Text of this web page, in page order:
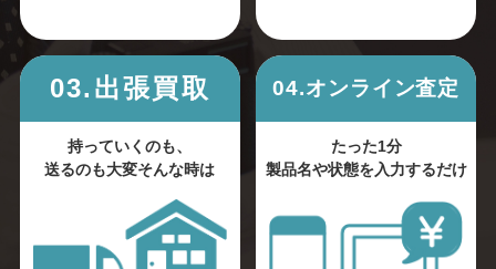
03.出張買取
持っていくのも、
送るのも大変そんな時は
04.オンライン査定
たった1分
製品名や状態を入力するだけ